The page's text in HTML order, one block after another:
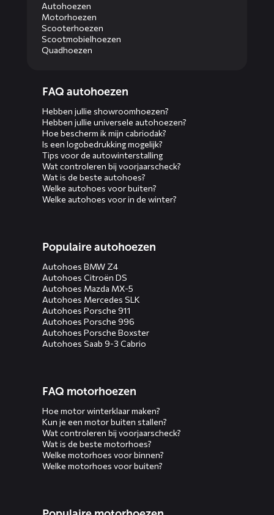
Autohoezen
Motorhoezen
Scooterhoezen
Scootmobielhoezen
Quadhoezen
menusFAQ autohoezen
Hebben jullie showroomhoezen?
Hebben jullie universele autohoezen?
Hoe bescherm ik mijn cabriodak?
Is een logobedrukking mogelijk?
Tips voor de autowinterstalling
Wat controleren bij voorjaarscheck?
Wat is de beste autohoes?
Welke autohoes voor buiten?
Welke autohoes voor in de winter?
Populaire autohoezen
Autohoes BMW Z4
Autohoes Citroën DS
Autohoes Mazda MX-5
Autohoes Mercedes SLK
Autohoes Porsche 911
Autohoes Porsche 996
Autohoes Porsche Boxster
Autohoes Saab 9-3 Cabrio
FAQ motorhoezen
Hoe motor winterklaar maken?
Kun je een motor buiten stallen?
Wat controleren bij voorjaarscheck?
Wat is de beste motorhoes?
Welke motorhoes voor binnen?
Welke motorhoes voor buiten?